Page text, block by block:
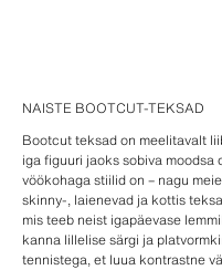
NAISTE BOOTCUT-TEKSAD
Bootcut teksad on meelitavalt
iga figuuri jaoks sobiva
vöökohaga stiilid on – nagu
skinny-, laienevad ja kottis
mis teeb neist igapäevase
kanna lillelise särgi ja
tennistega, et luua kontrastne